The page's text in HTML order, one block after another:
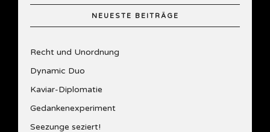
NEUESTE BEITRÄGE
Recht und Unordnung
Dynamic Duo
Kaviar-Diplomatie
Gedankenexperiment
Seezunge seziert!